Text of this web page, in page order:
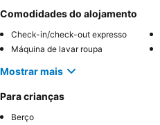
Comodidades do alojamento
Check-in/check-out expresso
Máquina de lavar roupa
Mostrar mais
Para crianças
Berço